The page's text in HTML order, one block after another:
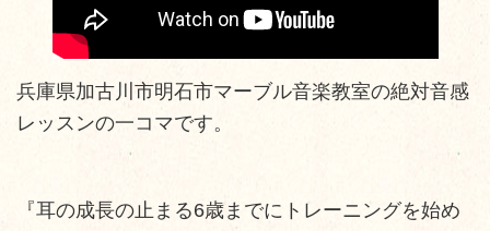
兵庫県加古川市明石市マーブル音楽教室の絶対音感
レッスンの一コマです。
『耳の成長の止まる6歳までにトレーニングを始め